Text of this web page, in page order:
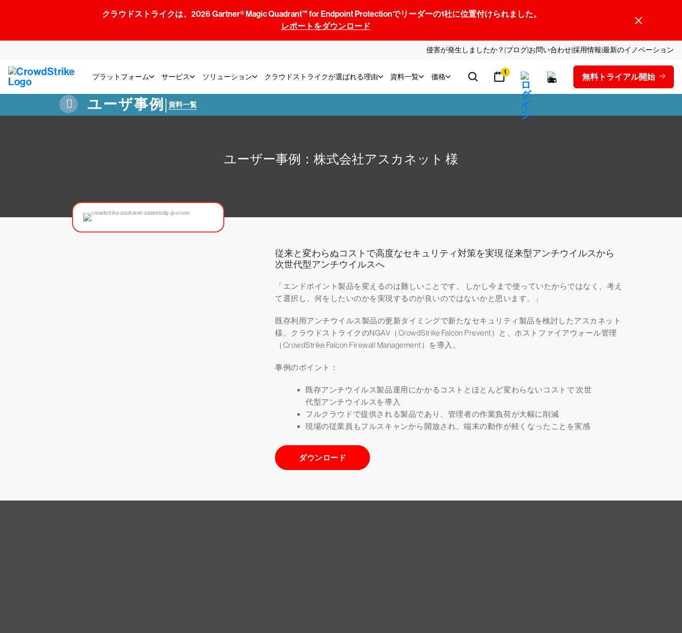
クラウドストライクは、2026 Gartner® Magic Quadrant™ for Endpoint Protectionでリーダーの1社に位置付けられました。
レポートをダウンロード
侵害が発生しましたか？ ブログ お問い合わせ採用情報 最新のイノベーション
プラットフォーム サービス ソリューション クラウドストライクが選ばれる理由 資料一覧 価格 1 無料トライアル開始
ユーザ事例| 資料一覧
ユーザー事例：株式会社アスカネット 様
従来と変わらぬコストで高度なセキュリティ対策を実現 従来型アンチウイルスから
次世代型アンチウイルスへ
「エンドポイント製品を変えるのは難しいことです。 しかし今まで使っていたからではなく、考え
て選択し、何をしたいのかを実現するのが良いのではないかと思います。」
既存利用アンチウイルス製品の更新タイミングで新たなセキュリティ製品を検討したアスカネット
様、クラウドストライクのNGAV（CrowdStrike Falcon Prevent）と、ホストファイアウォール管理
（CrowdStrike Falcon Firewall Management）を導入。
事例のポイント：
既存アンチウイルス製品運用にかかるコストとほとんど変わらないコストで 次世
代型アンチウイルスを導入
フルクラウドで提供される製品であり、管理者の作業負荷が大幅に削減
現場の従業員もフルスキャンから開放され、端末の動作が軽くなったことを実感
ダウンロード